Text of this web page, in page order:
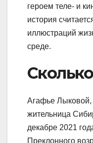
героем теле- и
история
иллюстраций
среде.
Агафье Лыковой,
жительница
декабре 2021
Преклонного